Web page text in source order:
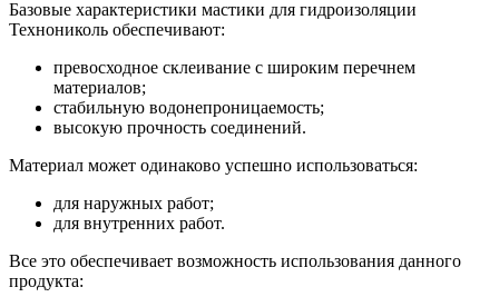
Базовые характеристики мастики для гидроизоляции
Технониколь обеспечивают:
превосходное склеивание с широким перечнем
материалов;
стабильную водонепроницаемость;
высокую прочность соединений.
Материал может одинаково успешно использоваться:
для наружных работ;
для внутренних работ.
Все это обеспечивает возможность использования данного
продукта: